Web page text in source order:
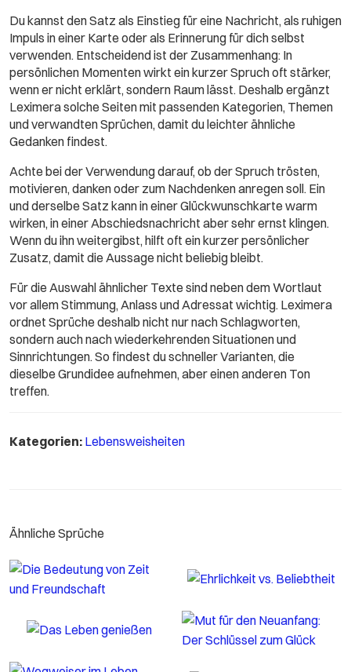
Du kannst den Satz als Einstieg für eine Nachricht, als ruhigen
Impuls in einer Karte oder als Erinnerung für dich selbst
verwenden. Entscheidend ist der Zusammenhang: In
persönlichen Momenten wirkt ein kurzer Spruch oft stärker,
wenn er nicht erklärt, sondern Raum lässt. Deshalb ergänzt
Leximera solche Seiten mit passenden Kategorien, Themen
und verwandten Sprüchen, damit du leichter ähnliche
Gedanken findest.
Achte bei der Verwendung darauf, ob der Spruch trösten,
motivieren, danken oder zum Nachdenken anregen soll. Ein
und derselbe Satz kann in einer Glückwunschkarte warm
wirken, in einer Abschiedsnachricht aber sehr ernst klingen.
Wenn du ihn weitergibst, hilft oft ein kurzer persönlicher
Zusatz, damit die Aussage nicht beliebig bleibt.
Für die Auswahl ähnlicher Texte sind neben dem Wortlaut
vor allem Stimmung, Anlass und Adressat wichtig. Leximera
ordnet Sprüche deshalb nicht nur nach Schlagworten,
sondern auch nach wiederkehrenden Situationen und
Sinnrichtungen. So findest du schneller Varianten, die
dieselbe Grundidee aufnehmen, aber einen anderen Ton
treffen.
Kategorien: Lebensweisheiten
Ähnliche Sprüche